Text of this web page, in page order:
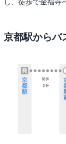
し、徒歩で金福寺
京都駅からバ